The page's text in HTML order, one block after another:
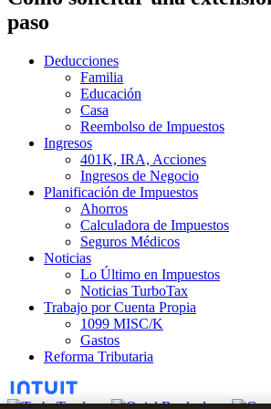
paso
Deducciones
Familia
Educación
Casa
Reembolso de Impuestos
Ingresos
401K, IRA, Acciones
Ingresos de Negocio
Planificación de Impuestos
Ahorros
Calculadora de Impuestos
Seguros Médicos
Noticias
Lo Último en Impuestos
Noticias TurboTax
Trabajo por Cuenta Propia
1099 MISC/K
Gastos
Reforma Tributaria